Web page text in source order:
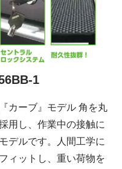
1
カーブ』モデル 角を丸
用し、作業中の接触に
デルです。人間工学に
ィットし、重い荷物を